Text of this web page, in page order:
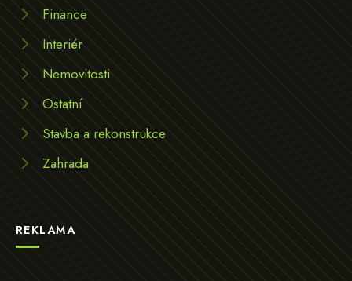
Finance
Interiér
Nemovitosti
Ostatní
Stavba a rekonstrukce
Zahrada
REKLAMA